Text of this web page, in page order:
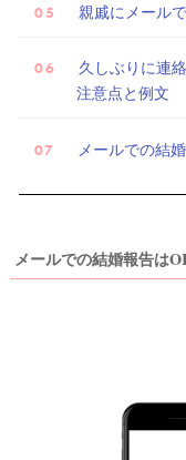
親戚にメール
久しぶりに連
注意点と例文
メールでの結
メールでの結婚報告は
試
レ